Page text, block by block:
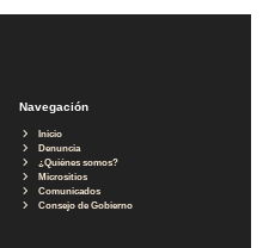
Navegación
Inicio
Denuncia
¿Quiénes somos?
Micrositios
Comunicados
Consejo de Gobierno